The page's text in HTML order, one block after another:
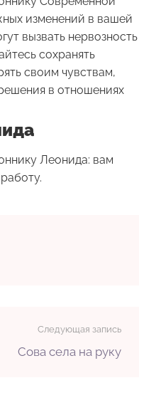
изменений в вашей
вызвать нервозность
сохранять
своим чувствам,
в отношениях
Леонида: вам
Следующая запись
Сова села на руку